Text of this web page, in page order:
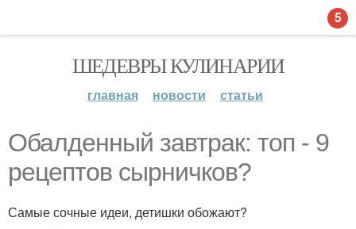
ШЕДЕВРЫ КУЛИНАРИИ
главная новости статьи
Обалденный завтрак: топ - 9
рецептов сырничков?
Самые сочные идеи, детишки обожают?
5